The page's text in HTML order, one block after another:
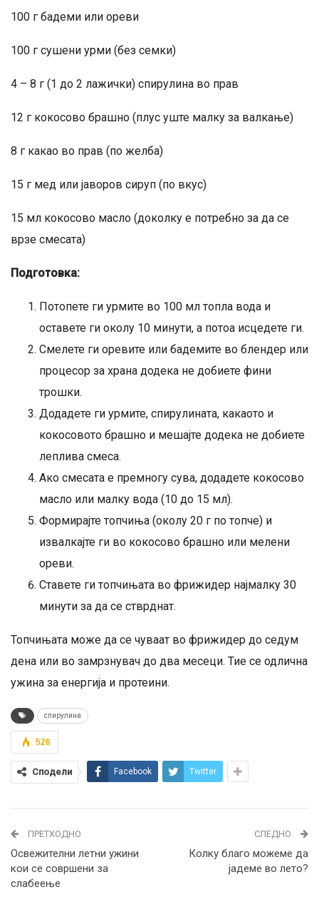
100 г бадеми или ореви
100 г сушени урми (без семки)
4 – 8 г (1 до 2 лажички) спирулина во прав
12 г кокосово брашно (плус уште малку за валкање)
8 г какао во прав (по желба)
15 г мед или јаворов сируп (по вкус)
15 мл кокосово масло (доколку е потребно за да се
врзе смесата)
Подготовка:
Потопете ги урмите во 100 мл топла вода и
оставете ги околу 10 минути, а потоа исцедете ги.
Смелете ги оревите или бадемите во блендер или
процесор за храна додека не добиете фини
трошки.
Додадете ги урмите, спирулината, какаото и
кокосовото брашно и мешајте додека не добиете
леплива смеса.
Ако смесата е премногу сува, додадете кокосово
масло или малку вода (10 до 15 мл).
Формирајте топчиња (околу 20 г по топче) и
извалкајте ги во кокосово брашно или мелени
ореви.
Ставете ги топчињата во фрижидер најмалку 30
минути за да се стврднат.
Топчињата може да се чуваат во фрижидер до седум
дена или во замрзнувач до два месеци. Тие се одлична
ужина за енергија и протеини.
спирулина
526
Сподели Facebook Twitter
ПРЕТХОДНО
Oсвежителни летни ужини
кои се совршени за
слабеење
СЛЕДНО
Колку благо можеме да
јадеме во лето?